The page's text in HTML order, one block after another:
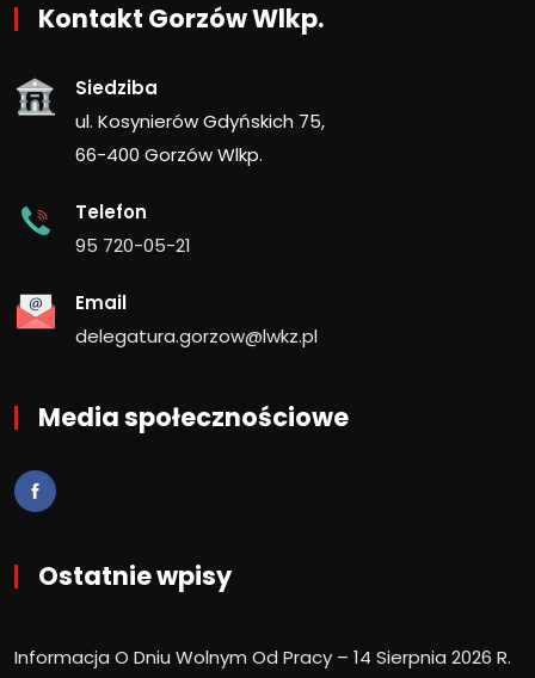
Kontakt Gorzów Wlkp.
Siedziba
ul. Kosynierów Gdyńskich 75,
66-400 Gorzów Wlkp.
Telefon
95 720-05-21
Email
delegatura.gorzow@lwkz.pl
Media społecznościowe
Ostatnie wpisy
Informacja O Dniu Wolnym Od Pracy – 14 Sierpnia 2026 R.